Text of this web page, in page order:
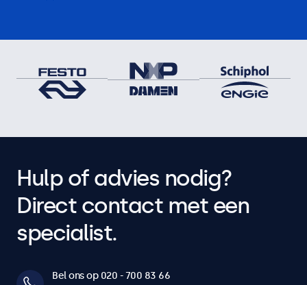
Hulp of advies nodig?
Direct contact met een
specialist.
Bel ons op 020 - 700 83 66